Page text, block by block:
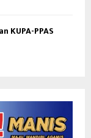
KUPA-PPAS